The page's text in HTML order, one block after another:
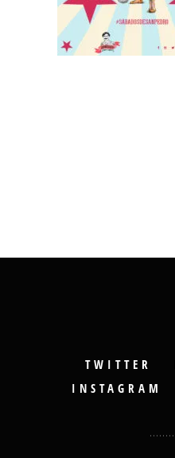
TWITTER
INSTAGRAM